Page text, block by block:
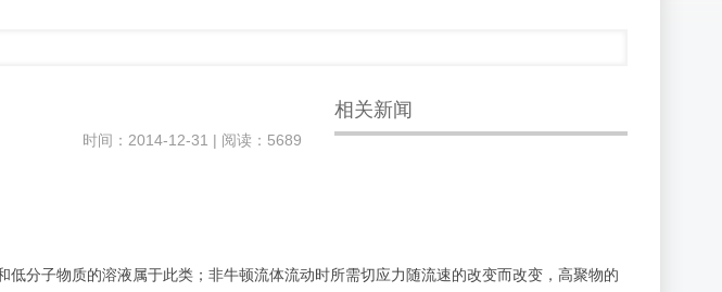
时间：2014-12-31 | 阅读：5689
分子物质的溶液属于此类；非牛顿流体流动时所需切应力随流速的改变而改变，高聚物的
相关新闻